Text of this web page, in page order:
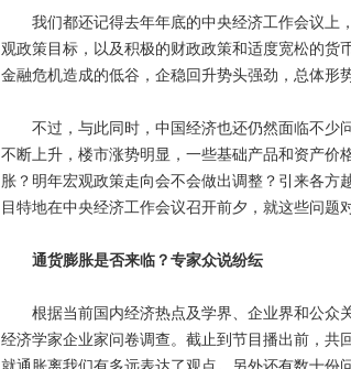
我们都还记得去年年底的中央经济工作会议上
观政策目标，以及积极的财政政策和适度宽松的货
金融危机造成的低谷，企稳回升势头强劲，总体形
不过，与此同时，中国经济也还仍然面临不少
不断上升，楼市涨势明显，一些基础产品和资产价
胀？明年宏观政策走向会不会做出调整？引来各
目特地在中央经济工作会议召开前夕，就这些问题
通货膨胀是否来临？专家众说纷纭
根据当前国内经济热点及学界、企业界和公众
经济学家企业家问卷调查。截止到节目播出前，共